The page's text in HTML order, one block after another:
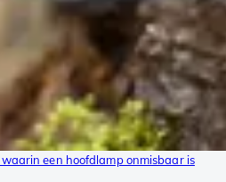
een hoofdlamp onmisbaar is